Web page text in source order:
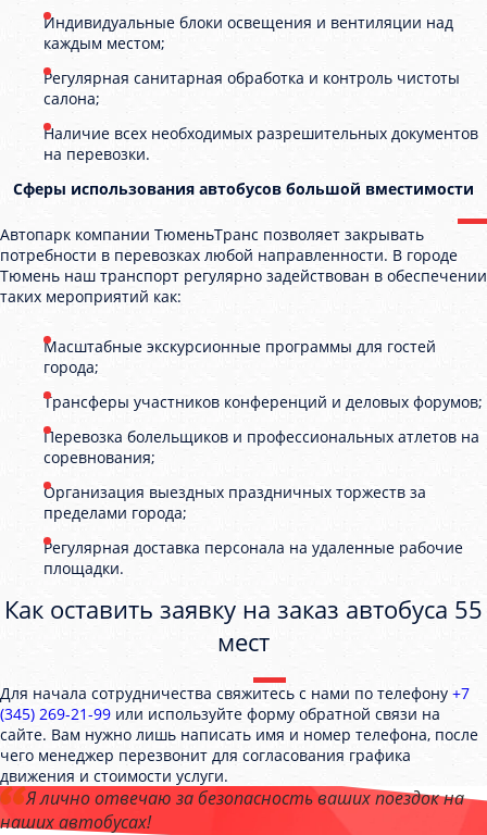
Индивидуальные блоки освещения и вентиляции над
каждым местом;
Регулярная санитарная обработка и контроль чистоты
салона;
Наличие всех необходимых разрешительных документов
на перевозки.
Сферы использования автобусов большой вместимости
Автопарк компании ТюменьТранс позволяет закрывать
потребности в перевозках любой направленности. В городе
Тюмень наш транспорт регулярно задействован в обеспечении
таких мероприятий как:
Масштабные экскурсионные программы для гостей
города;
Трансферы участников конференций и деловых форумов;
Перевозка болельщиков и профессиональных атлетов на
соревнования;
Организация выездных праздничных торжеств за
пределами города;
Регулярная доставка персонала на удаленные рабочие
площадки.
Как оставить заявку на заказ автобуса 55
мест
Для начала сотрудничества свяжитесь с нами по телефону +7
(345) 269-21-99 или используйте форму обратной связи на
сайте. Вам нужно лишь написать имя и номер телефона, после
чего менеджер перезвонит для согласования графика
движения и стоимости услуги.
Я лично отвечаю за безопасность ваших поездок на
наших автобусах!